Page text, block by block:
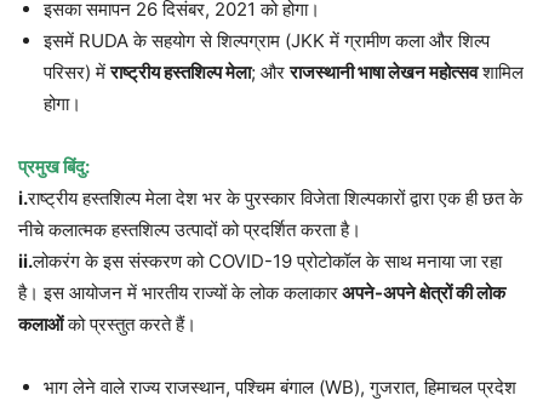
इसका समापन 26 दिसंबर, 2021 को होगा।
इसमें RUDA के सहयोग से शिल्पग्राम (JKK में ग्रामीण कला और शिल्प
परिसर) मेंराष्ट्रीय हस्तशिल्प मेला; औरराजस्थानी भाषा लेखन महोत्सवशामिल
होगा।
प्रमुख बिंदु:
i.राष्ट्रीय हस्तशिल्प मेला देश भर के पुरस्कार विजेता शिल्पकारों द्वारा एक ही छत के
नीचे कलात्मक हस्तशिल्प उत्पादों को प्रदर्शित करता है।
ii.लोकरंग के इस संस्करण को COVID-19 प्रोटोकॉल के साथ मनाया जा रहा
है। इस आयोजन में भारतीय राज्यों के लोक कलाकारअपने-अपने क्षेत्रों की लोक
कलाओंको प्रस्तुत करते हैं।
भाग लेने वाले राज्य राजस्थान, पश्चिम बंगाल (WB), गुजरात, हिमाचल प्रदेश